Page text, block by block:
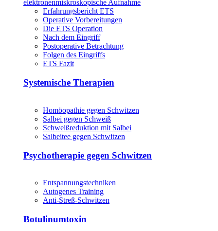
Erfahrungsbericht ETS
Operative Vorbereitungen
Die ETS Operation
Nach dem Eingriff
Postoperative Betrachtung
Folgen des Eingriffs
ETS Fazit
Systemische Therapien
Homöopathie gegen Schwitzen
Salbei gegen Schweiß
Schweißreduktion mit Salbei
Salbeitee gegen Schwitzen
Psychotherapie gegen Schwitzen
Entspannungstechniken
Autogenes Training
Anti-Streß-Schwitzen
Botulinumtoxin